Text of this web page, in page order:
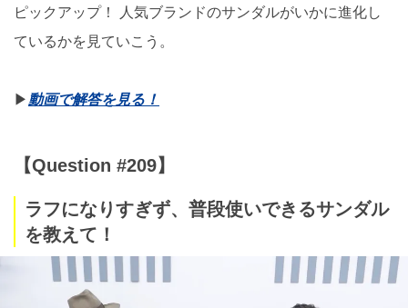
ピックアップ！ 人気ブランドのサンダルがいかに進化し
ているかを見ていこう。
▶︎ 動画で解答を見る！
【Question #209】
ラフになりすぎず、普段使いできるサンダル
を教えて！